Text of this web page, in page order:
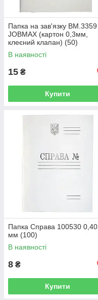
Папка на зав'язку BM.3359
JOBMAX (картон 0,3мм,
клеєний клапан) (50)
В наявності
15 ₴
Купити
Папка Справа 100530 0,40
мм (100)
В наявності
8 ₴
Купити